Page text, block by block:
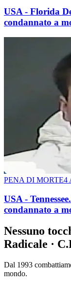
USA - Florida
condannato a
PENA DI MORTE4
USA -
condannato a
Nessuno
Radicale ·
Dal 1993
mondo.